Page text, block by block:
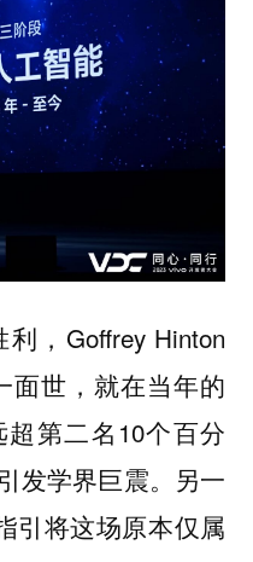
，Goffrey Hinton
面世，就在当年的
超第二名10个百分
发学界巨震。另一
引将这场原本仅属